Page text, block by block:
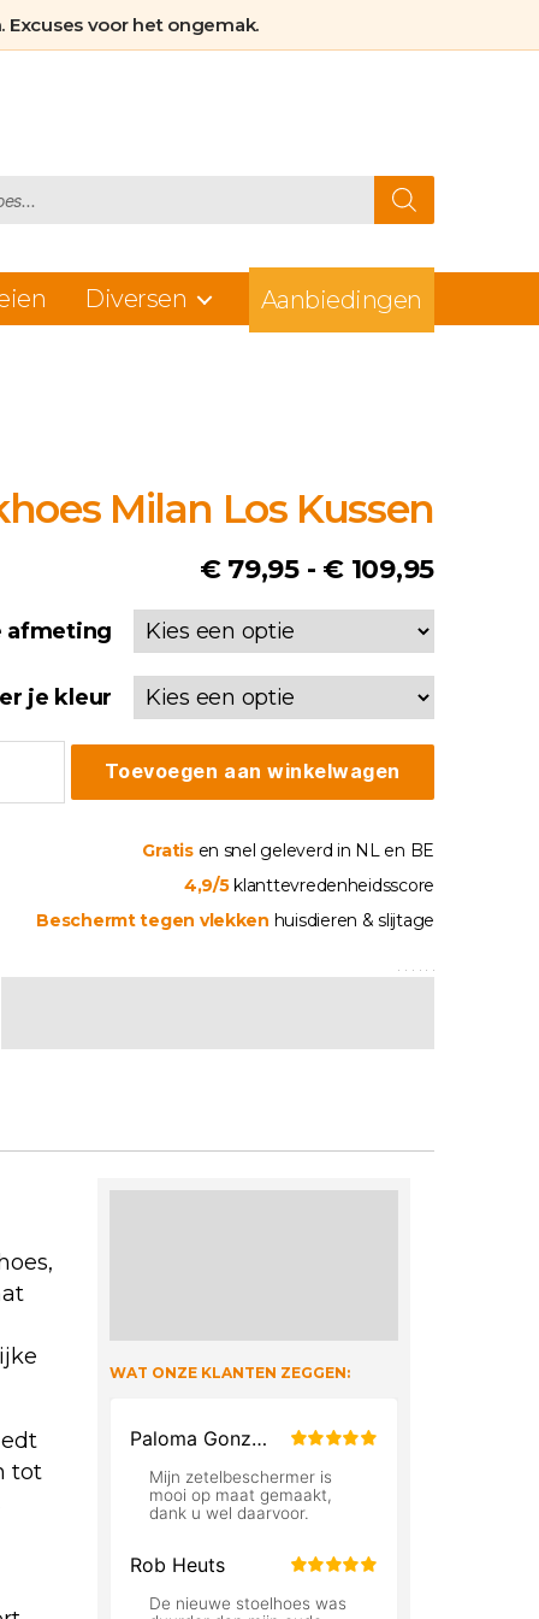
voor het ongemak.
Diversen Aanbiedingen
Milan Los Kussen
€79,95 - €109,95
€ 79,95
tot
afmeting
je kleur
Toevoegen aan winkelwagen
Gratisen snel geleverd in NL en BE
4,9/5 klanttevredenheidsscore
Beschermt tegen vlekken huisdieren & slijtage
tot
WAT ONZE KLANTEN ZEGGEN:
Beschermt tegen
vlekkenhuisdieren &